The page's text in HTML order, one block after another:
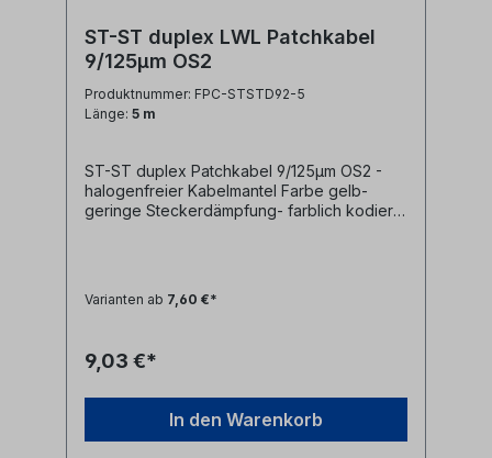
ST-ST duplex LWL Patchkabel
9/125µm OS2
Produktnummer: FPC-STSTD92-5
Länge: 5 m
ST-ST duplex Patchkabel 9/125µm OS2 -
halogenfreier Kabelmantel Farbe gelb-
geringe Steckerdämpfung- farblich kodierte
singlemode 9/125µm OS2 G.657A1
auf AnfrageLWL-Stecker A: ST duplexLWL-
zwischen ST duplex Ports Synonyme: fiber
optic patchcord, Glasfaser Anschlusskabel,
Varianten ab 7,60 €*
9,03 €*
In den Warenkorb